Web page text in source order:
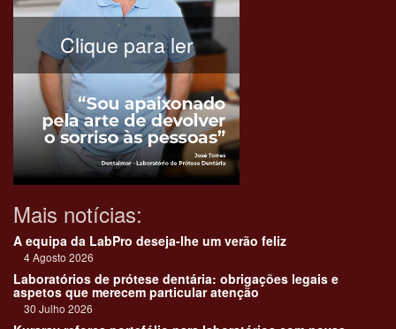
Clique para ler
Mais notícias:
A equipa da LabPro deseja-lhe um verão feliz
4 Agosto 2026
Laboratórios de prótese dentária: obrigações legais e
aspetos que merecem particular atenção
30 Julho 2026